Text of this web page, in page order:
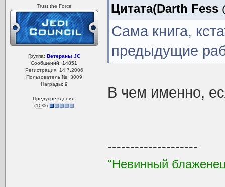
Trust the Force
Группа: Ветераны JC
Сообщений: 14851
Регистрация: 14.7.2006
Пользователь №: 3009
Награды: 9
Предупреждения:
(10%)
Цитата(Darth Fess
Сама книга,
предыдущие
В чем именно,
--------------------
"Невинный